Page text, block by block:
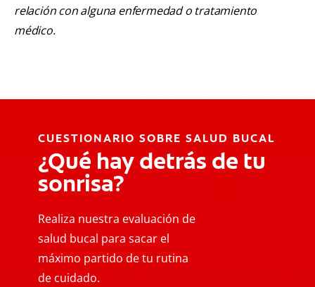
relación con alguna enfermedad o tratamiento
médico.
CUESTIONARIO SOBRE SALUD BUCAL
¿Qué hay detrás de tu
sonrisa?
Realiza nuestra evaluación de
salud bucal para sacar el
máximo partido de tu rutina
de cuidado.